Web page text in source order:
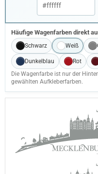
Häufige Wagenfarben direkt
Schwarz Weiß
Dunkelblau Rot
Die Wagenfarbe ist nur der
gewählten Aufkleberfarben.